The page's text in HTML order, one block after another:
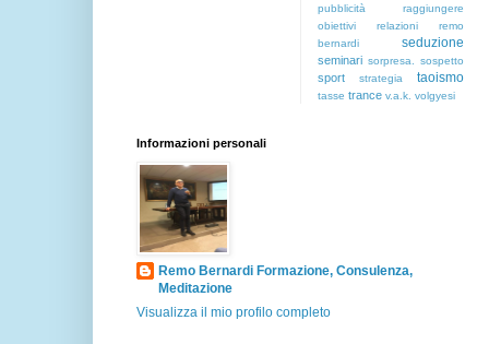
pubblicità
raggiungere
obiettivi
relazioni
remo
bernardi
seduzione
seminari sorpresa. sospetto
sport strategia taoismo
tasse trance v.a.k. volgyesi
Informazioni personali
Remo Bernardi Formazione, Consulenza,
Meditazione
Visualizza il mio profilo completo